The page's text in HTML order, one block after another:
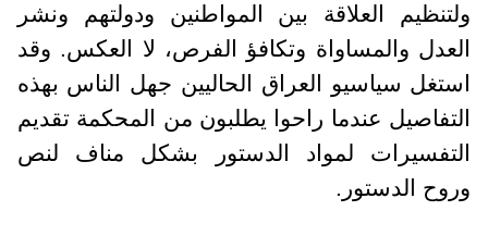
ولتنظيم العلاقة بين المواطنين ودولتهم ونشر
العدل والمساواة وتكافؤ الفرص، لا العكس. وقد
استغل سياسيو العراق الحاليين جهل الناس بهذه
التفاصيل عندما راحوا يطلبون من المحكمة تقديم
التفسيرات لمواد الدستور بشكل مناف لنص
وروح الدستور.